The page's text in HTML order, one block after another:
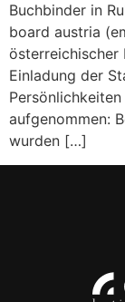
Buchbinder in
board austria
österreichischer
Einladung der
aufgenommen:
wurden […]